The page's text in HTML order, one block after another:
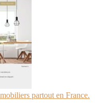
partout en France.